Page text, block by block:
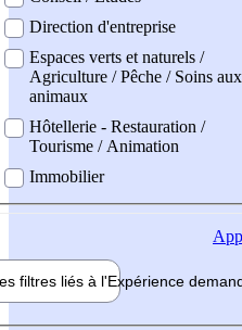
Direction d'entreprise
Espaces verts et naturels /
Agriculture / Pêche / Soins aux
animaux
Hôtellerie - Restauration /
Tourisme / Animation
Immobilier
filtres liés à l'Expérience